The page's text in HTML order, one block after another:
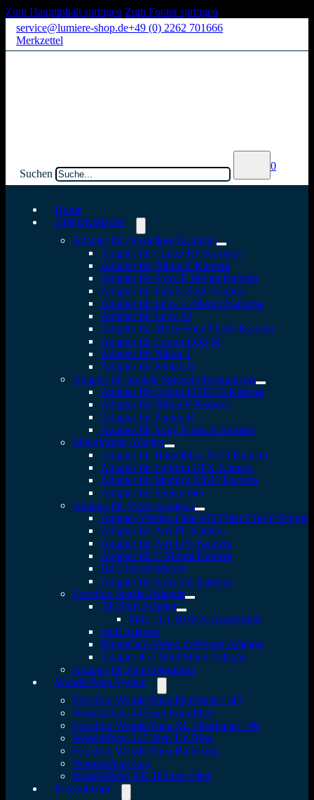
Zum Hauptinhalt springen Zum Footer springen
service@lumiere-shop.de+49 (0) 2262 701666
Merkzettel
Suchen
0
Home
Objektivadapter
Adapter für spiegellose Kameras
Adapter für Canon RF Kameras
Adapter für Nikon Z Kamera
Adapter für Sony-E Mount Kamera
Adapter für Fuji X-Serie Kamera
Adapter für Leica L-Mount Kameras
Adapter für Leica M
Adapter für Micro Four Thirds Kamera
Adapter für Canon EOS M
Adapter für Nikon 1
Adapter für Pentax Q
Adapter für digitale Spiegelreflexkameras
Adapter für Canon EF/EF-S Kamera
Adapter für Nikon F Kamera
Adapter für Pentax K
Adapter für Sony Alpha A Kamera
Mittelformat Adapter
Adapter für Hasselblad XCD Kamera
Adapter für Fujifilm GFX Kamera
Adapter für Mamiya M645 Kamera
Adapter für Pentax 645
Adapter für Video Kameras
Adapter Vizelex Cine ND-Filter 2 bis 8 Stopps
Adapter für Arri PL Kamera
Adapter für Arri LPL Kamera
Adapter für C Mount Kamera
B4 Objektivadapter
Adapter für Sony FZ Kamera
Fotodiox Spezial Adapter
Tilt/Shift Adapter
M42 TLT ROKR-Adapterkits
Shift Adapter
RhinoCam Vertex drehbarer Adapter
Adapter 4×5 Shift/Stitch-Adapter
Adapter für Astrofotografen
WonderPana System
Fotodiox WonderPana Filterhalter 145
WonderPana 145mm Rundfilter
Fotodiox WonderPana XL Filterhalter 186
WonderPana 145 Step-Up Ring
Fotodiox WonderPana Halterung
WonderPana Cap
WonderPana XK 186mm Filter
Fotozubehör